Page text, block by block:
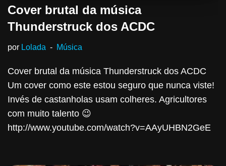
Cover brutal da música
Thunderstruck dos ACDC
por Lolada Música
Cover brutal da música Thunderstruck dos ACDC
Um cover como este estou seguro que nunca viste!
Invés de castanholas usam colheres. Agricultores
com muito talento 😉
http://www.youtube.com/watch?v=AAyUHBN2GeE